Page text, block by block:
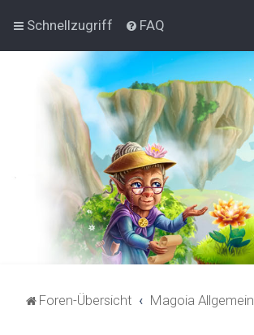
Schnellzugriff FAQ
Foren-Übersicht Magoia Allgemein